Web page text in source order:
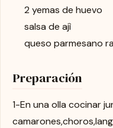
2 yemas de huevo
salsa de ajì
queso parmesano
Preparación
1-En una olla cocinar